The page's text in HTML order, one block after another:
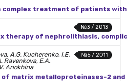
complex treatment of patients
№3 / 2013
therapy of nephrolithiasis,
№5 / 2011
A.G. Kucherenko, I.E.
Ravenkova, E.A.
Anokhina
matrix metalloproteinases-2